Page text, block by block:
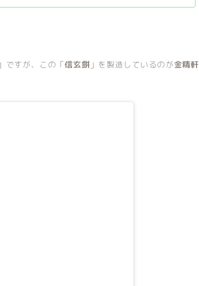
」ですが、この「信玄餅 」を製造しているのが金精軒